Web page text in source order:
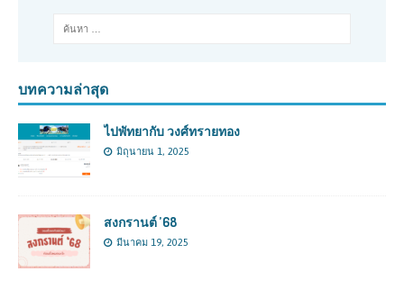
บทความล่าสุด
ไปพัทยากับ วงศ์ทรายทอง
มิถุนายน 1, 2025
สงกรานต์ ’68
มีนาคม 19, 2025